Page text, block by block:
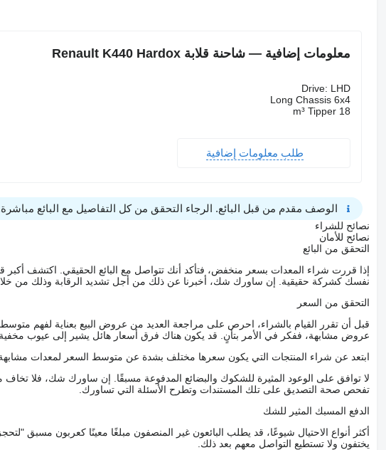
معلومات إضافية — شاحنة قلابة Renault K440 Hardox
Drive: LHD
Long Chassis 6x4
18 m³ Tipper
طلب معلومات إضافية
الوصف مقدم من قبل البائع. الرجاء التحقق من كل التفاصيل مع البائع
نصائح للشراء
نصائح للأمان
التحقق من البائع
إذا قررت شراء المعدات بسعر منخفض، فتأكد أنك تتواصل مع البائع الحقيقي. اكتشف
نفسك كشركة حقيقية. إن ساورك شك، أخبرنا عن ذلك من أجل تشديد الرقابة وذلك من خلال
التحقق من السعر
قبل أن تقرر القيام بالشراء، احرص على مراجعة العديد من عروض البيع بعناية لفهم
عروض مشابهة، ففكر في الأمر بتأنٍ. قد يكون هناك فرق أسعار هائل يشير إلى عيوب مخفية أو
ابتعد عن شراء المنتجات التي يكون سعرها مختلف بشدة عن متوسط السعر لمعدات
لا توافق على الوعود المثيرة للشكوك والبضائع المدفوعة مسبقًا. إن ساورك شك، فلا
تفحص صحة التصديق على تلك المستندات وتطرح الأسئلة التي تساورك.
الدفع المسبك المثير للشك
أكثر أنواع الاحتيال شيوعًا، قد يطلب البائعون غير المنصفون مبلغًا معينًا كعربون مسبق
يختفون ولا تستطيع التواصل معهم بعد ذلك.